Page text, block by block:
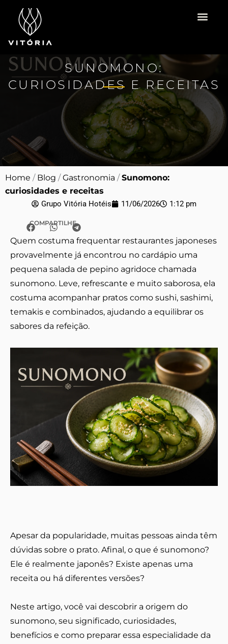
conteúdo
SUNOMONO:
CURIOSIDADES E RECEITAS
Home / Blog /Gastronomia /Sunomono:
curiosidades e receitas
Grupo Vitória Hotéis 11/06/2026 1:12 pm
COMPARTILHE
Quem costuma frequentar restaurantes japoneses
provavelmente já encontrou no cardápio uma
pequena salada de pepino agridoce chamada
sunomono. Leve, refrescante e muito saborosa, ela
costuma acompanhar pratos como sushi, sashimi,
temakis e combinados, ajudando a equilibrar os
sabores da refeição.
Apesar da popularidade, muitas pessoas ainda têm
dúvidas sobre o prato. Afinal, o que é sunomono?
Ele é realmente japonês? Existe apenas uma
receita ou há diferentes versões?
Neste artigo, você vai descobrir a origem do
sunomono, seu significado, curiosidades,
benefícios e como preparar essa especialidade da